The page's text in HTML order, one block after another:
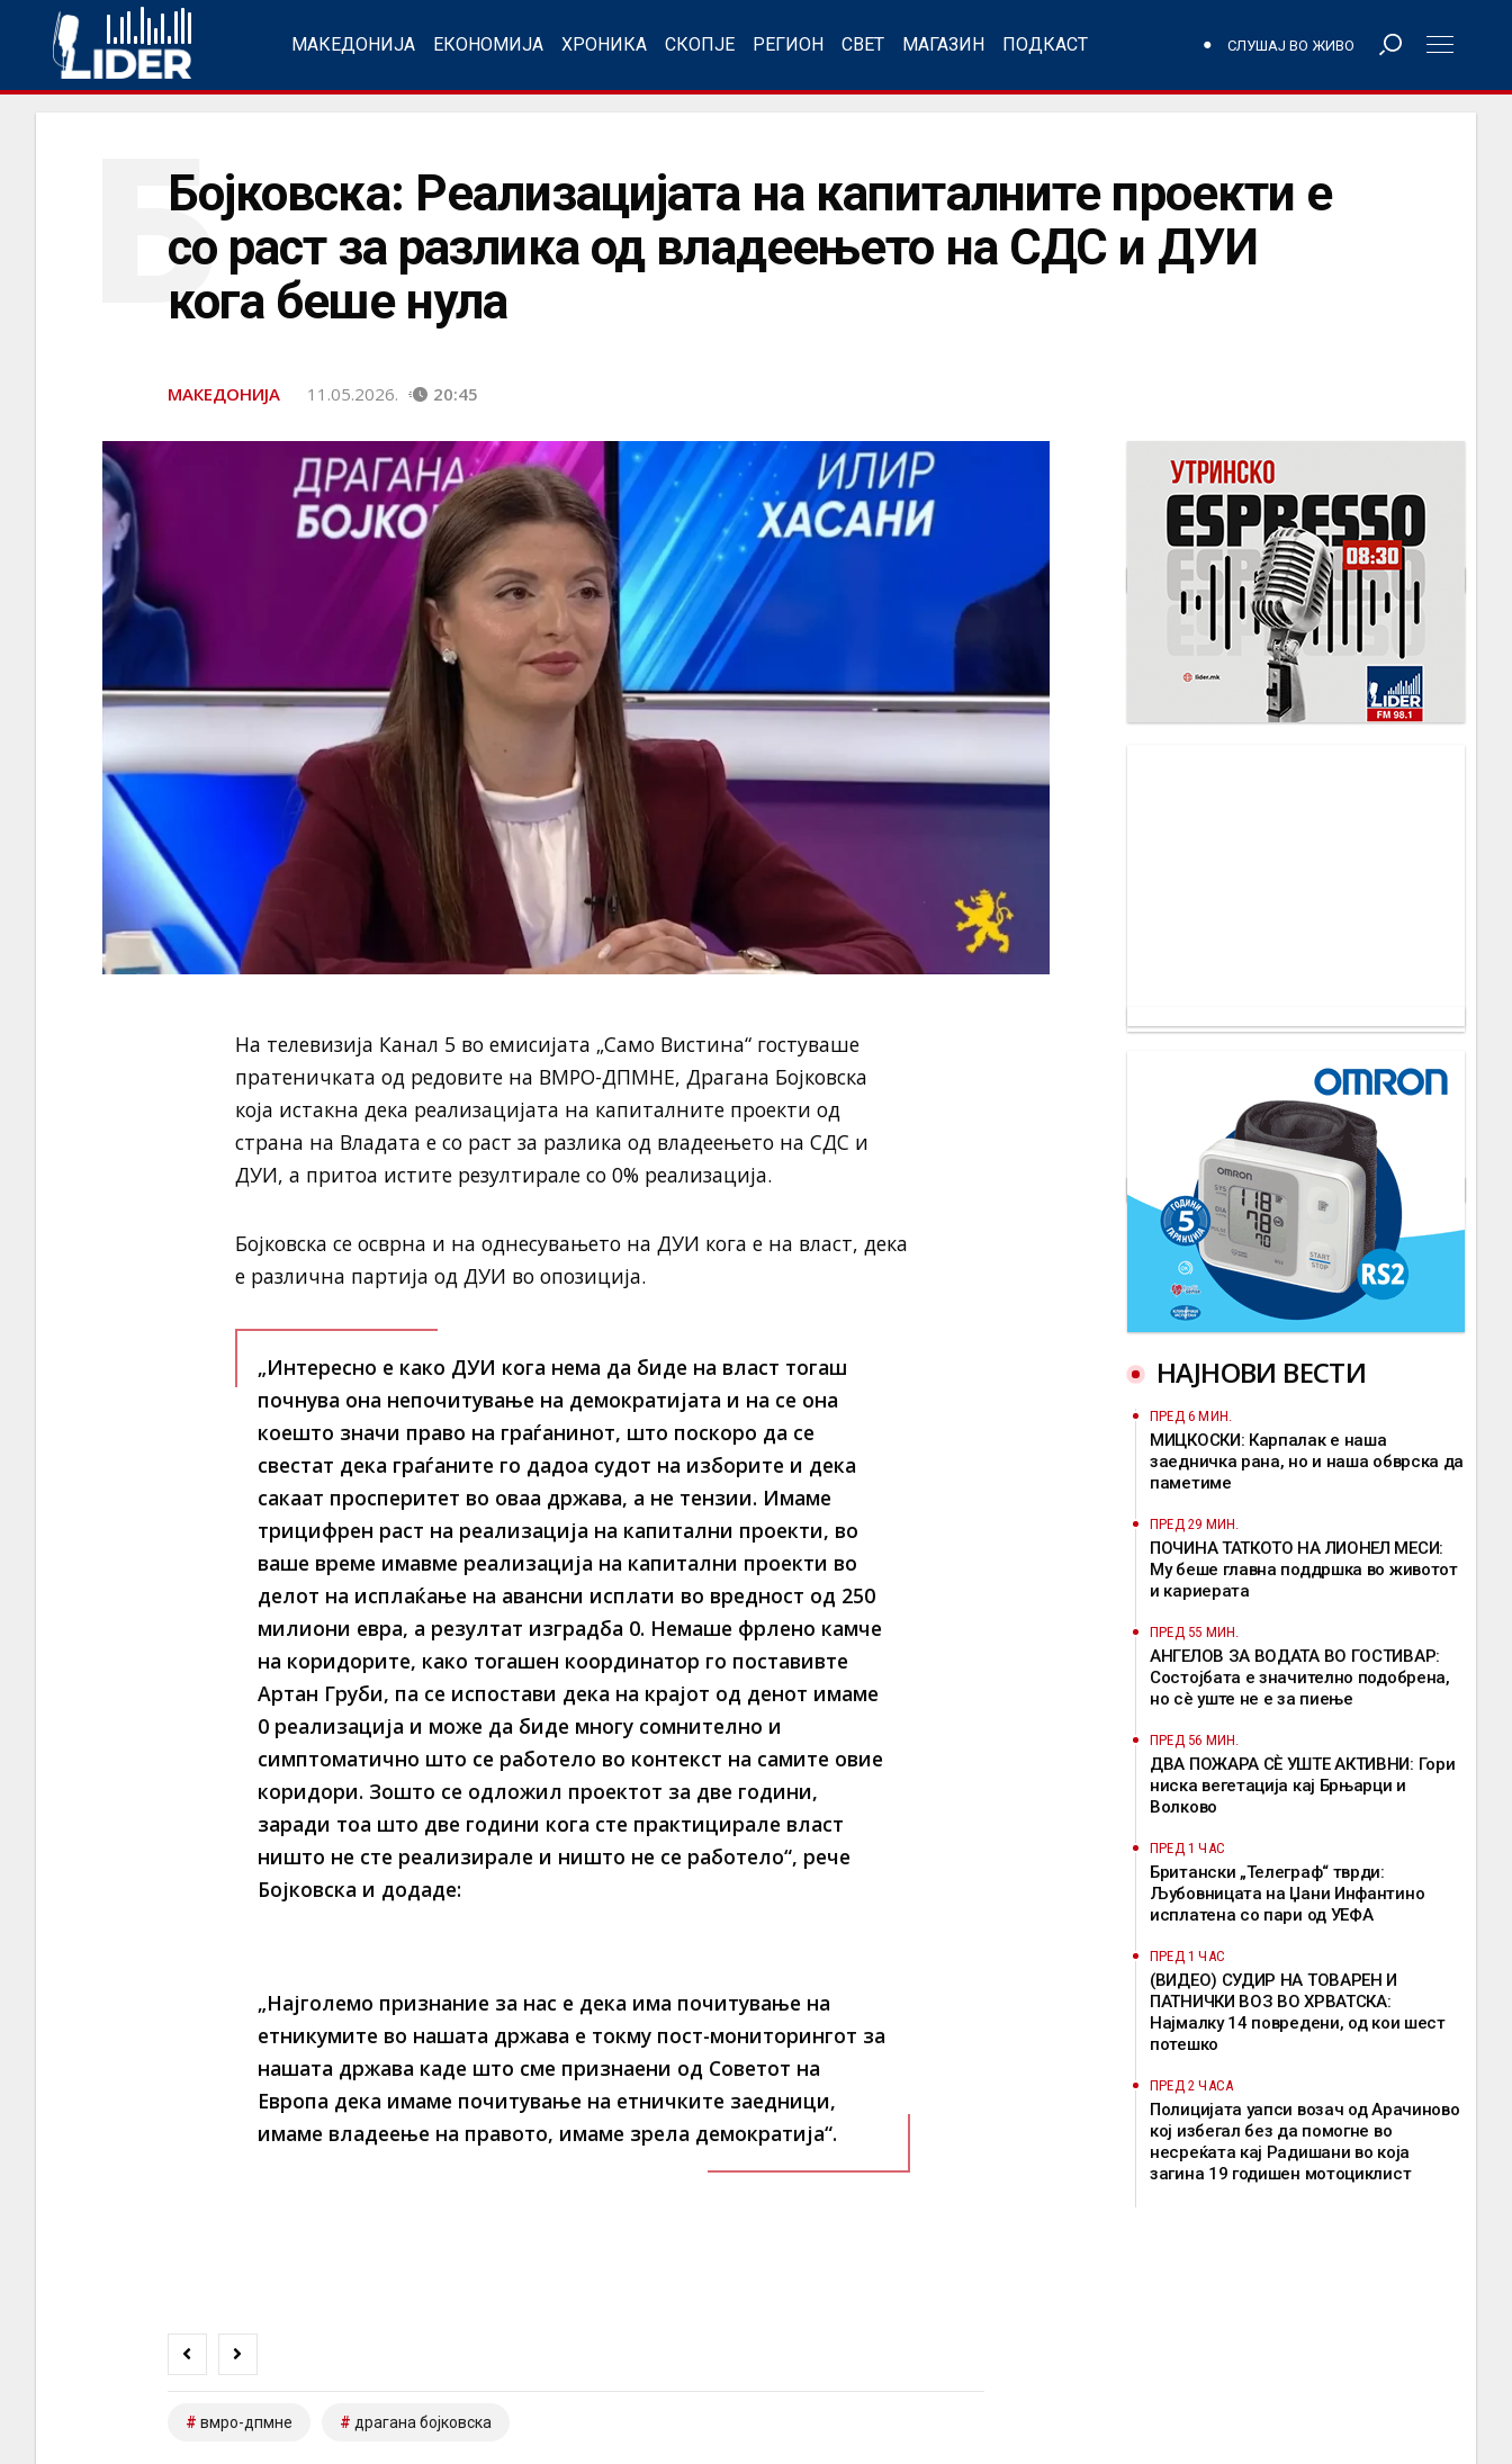
МАКЕДОНИЈА ЕКОНОМИЈА ХРОНИКА СКОПЈЕ РЕГИОН СВЕТ МАГАЗИН ПОДКАСТ СЛУШАЈ ВО ЖИВО
Бојковска: Реализацијата на капиталните проекти е
со раст за разлика од владеењето на СДС и ДУИ
кога беше нула
Б
МАКЕДОНИЈА 11.05.2026. 20:45
На телевизија Канал 5 во емисијата „Само Вистина“ гостуваше
пратеничката од редовите на ВМРО-ДПМНЕ, Драгана Бојковска
која истакна дека реализацијата на капиталните проекти од
страна на Владата е со раст за разлика од владеењето на СДС и
ДУИ, а притоа истите резултирале со 0% реализација.
Бојковска се осврна и на однесувањето на ДУИ кога е на власт, дека
е различна партија од ДУИ во опозиција.
„Интересно е како ДУИ кога нема да биде на власт тогаш
почнува она непочитување на демократијата и на се она
коешто значи право на граѓанинот, што поскоро да се
свестат дека граѓаните го дадоа судот на изборите и дека
сакаат просперитет во оваа држава, а не тензии. Имаме
трицифрен раст на реализација на капитални проекти, во
ваше време имавме реализација на капитални проекти во
делот на исплаќање на авансни исплати во вредност од 250
милиони евра, а резултат изградба 0. Немаше фрлено камче
на коридорите, како тогашен координатор го поставивте
Артан Груби, па се испостави дека на крајот од денот имаме
0 реализација и може да биде многу сомнително и
симптоматично што се работело во контекст на самите овие
коридори. Зошто се одложил проектот за две години,
заради тоа што две години кога сте практицирале власт
ништо не сте реализирале и ништо не се работело“, рече
Бојковска и додаде:
„Најголемо признание за нас е дека има почитување на
етникумите во нашата држава е токму пост-мониторингот за
нашата држава каде што сме признаени од Советот на
Европа дека имаме почитување на етничките заедници,
имаме владеење на правото, имаме зрела демократија“.
вмро-дпмне драгана бојковска
НАЈНОВИ ВЕСТИ
ПРЕД 6 МИН.
МИЦКОСКИ: Карпалак е наша
заедничка рана, но и наша обврска да
паметиме
ПРЕД 29 МИН.
ПОЧИНА ТАТКОТО НА ЛИОНЕЛ МЕСИ:
Му беше главна поддршка во животот
и кариерата
ПРЕД 55 МИН.
АНГЕЛОВ ЗА ВОДАТА ВО ГОСТИВАР:
Состојбата е значително подобрена,
но сè уште не е за пиење
ПРЕД 56 МИН.
ДВА ПОЖАРА СÈ УШТЕ АКТИВНИ: Гори
ниска вегетација кај Брњарци и
Волково
ПРЕД 1 ЧАС
Британски „Телеграф“ тврди:
Љубовницата на Џани Инфантино
исплатена со пари од УЕФА
ПРЕД 1 ЧАС
(ВИДЕО) СУДИР НА ТОВАРЕН И
ПАТНИЧКИ ВОЗ ВО ХРВАТСКА:
Најмалку 14 повредени, од кои шест
потешко
ПРЕД 2 ЧАСА
Полицијата уапси возач од Арачиново
кој избегал без да помогне во
несреќата кај Радишани во која
загина 19 годишен мотоциклист